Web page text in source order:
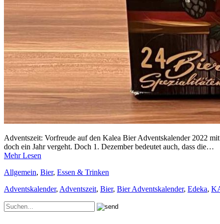
Adventszeit: Vorfreude auf den Kalea Bier Adventskalender 2022
doch ein Jahr vergeht. Doch 1. Dezember bedeutet auch, dass die…
Mehr Lesen
Allgemein, Bier, Essen & Trinken
Adventskalender, Adventszeit, Bier, Bier Adventskalender, Edeka,